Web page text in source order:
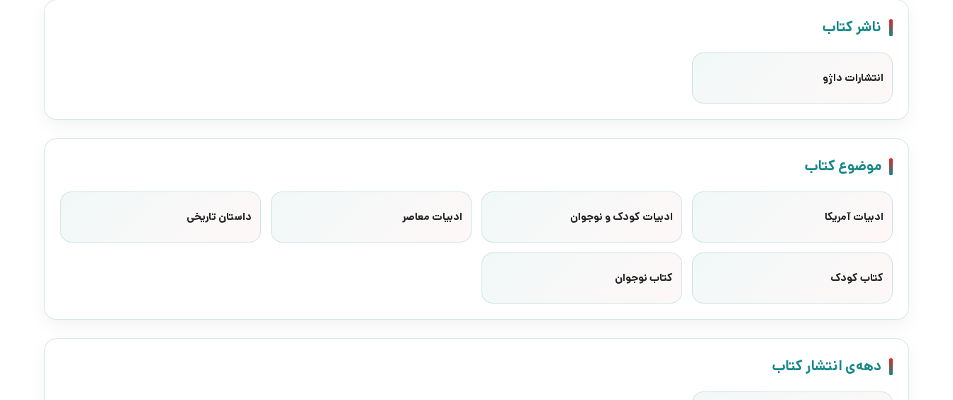
ناشر کتاب
انتشارات داژو
موضوع کتاب
ادبیات آمریکا ادبیات کودک و نوجوان ادبیات معاصر داستان تاریخی
کتاب کودک کتاب نوجوان
دهه‌ی انتشار کتاب